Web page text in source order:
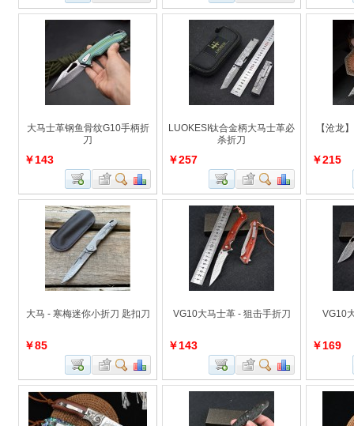
大马士革钢鱼骨纹G10手柄折
刀
￥143
LUOKESI钛合金柄大马士革必
杀折刀
￥257
【沧龙
￥215
大马 - 寒梅迷你小折刀 匙扣刀
￥85
VG10大马士革 - 狙击手折刀
￥143
VG10
￥169